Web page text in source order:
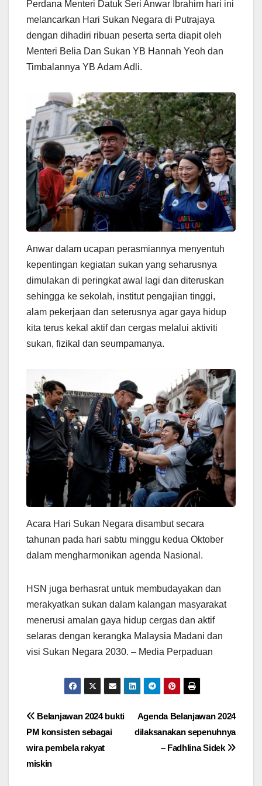
at
s
A
p
e
gr
a
m
c
e
b
o
k
ail ar
e
Perdana Menteri Datuk Seri Anwar Ibrahim hari ini
melancarkan Hari Sukan Negara di Putrajaya
dengan dihadiri ribuan peserta serta diapit oleh
Menteri Belia Dan Sukan YB Hannah Yeoh dan
Timbalannya YB Adam Adli.
Anwar dalam ucapan perasmiannya menyentuh
kepentingan kegiatan sukan yang seharusnya
dimulakan di peringkat awal lagi dan diteruskan
sehingga ke sekolah, institut pengajian tinggi,
alam pekerjaan dan seterusnya agar gaya hidup
kita terus kekal aktif dan cergas melalui aktiviti
sukan, fizikal dan seumpamanya.
Acara Hari Sukan Negara disambut secara
tahunan pada hari sabtu minggu kedua Oktober
dalam mengharmonikan agenda Nasional.
HSN juga berhasrat untuk membudayakan dan
merakyatkan sukan dalam kalangan masyarakat
menerusi amalan gaya hidup cergas dan aktif
selaras dengan kerangka Malaysia Madani dan
visi Sukan Negara 2030. – Media Perpaduan
Post
navigation
Agenda Belanjawan 2024
dilaksanakan sepenuhnya
– Fadhlina Sidek
Belanjawan 2024 bukti
PM konsisten sebagai
wira pembela rakyat
miskin